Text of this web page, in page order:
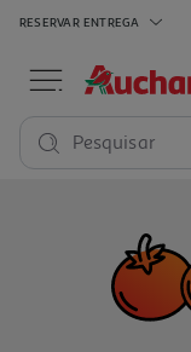
RESERVAR ENTREGA
Pesquisar